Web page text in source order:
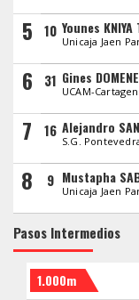
5 10 Younes KNIYA
Unicaja Jaen
6 31 Gines
UCAM-
7 16 Alejandro
S.G.
8 9 Mustapha
Unicaja Jaen
Pasos Intermedios
1.000m